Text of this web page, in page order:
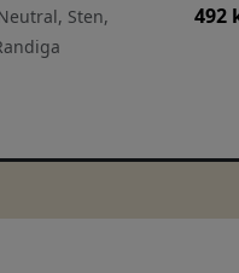
Sten,
492